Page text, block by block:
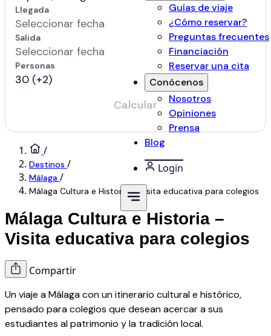
Guías de viaje
¿Cómo reservar?
Preguntas frecuentes
Financiación
Reservar una cita
Conócenos
Nosotros
Opiniones
Prensa
Blog
Login
/
Destinos /
Málaga /
Málaga Cultura e Historia – Visita educativa para colegios
Málaga Cultura e Historia –
Visita educativa para colegios
Compartir
Un viaje a Málaga con un itinerario cultural e histórico,
pensado para colegios que desean acercar a sus
estudiantes al patrimonio y la tradición local.